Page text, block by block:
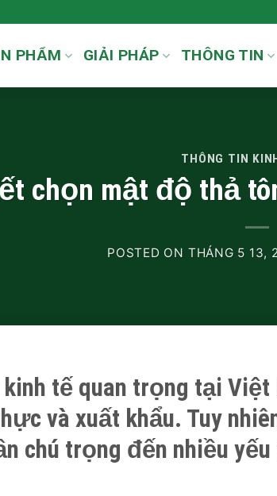
PHẨM GIẢI PHÁP THÔNG TIN
THÔNG TIN
chọn mật độ thả
POSTED ON THÁNG 5 13,
tế quan trọng tại Việt
và xuất khẩu. Tuy
chú trọng đến nhiều